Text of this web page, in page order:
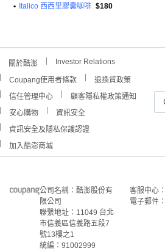
•
Italico 西西里膠囊咖啡 $180
關於酷澎 Investor Relations
Coupang使用者條款
退換貨政策
信任管理中心
顧客隱私權政策通知
安心購物
資訊安全
資訊安全及隱私保護認證
加入酷澎商城
公司名稱：酷澎股份有
限公司
聯繫地址：11049 台北
市信義區信義路五段7
號13樓之1
統編：91002999
客服中心
電子郵件